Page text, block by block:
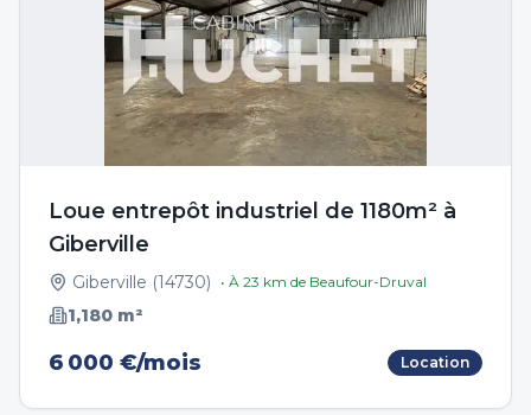
Loue entrepôt industriel de 1180m² à
Giberville
Giberville (14730) • À 23 km de Beaufour-Druval
1,180 m²
6 000 €/mois Location